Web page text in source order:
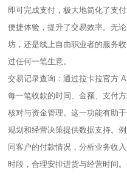
即可完成支付，极大地简化了支
便捷体验，提升了交易效率。无
坊，还是线上自由职业者的服务
过任何一笔生意。​
交易记录查询：通过拉卡拉官方
每一笔收款的时间、金额、支付
核对与资金管理。这一功能有助
规划和经营决策提供数据支持。
同客户的付款情况，分析业务收
时段，合理安排进货与经营时间。​